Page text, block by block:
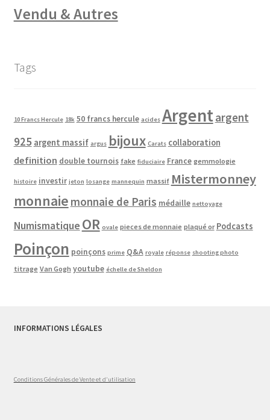
Vendu & Autres
Tags
10 Francs Hercule 18k 50 francs hercule acides Argentargent
925 argent massif argus bijoux Carats collaboration
definition double tournois fake fiduciaire France gemmologie
histoire investir jeton losange mannequin massif Mistermonney
monnaie monnaie de Paris médaille nettoyage
Numismatique OR ovale pieces de monnaie plaqué or Podcasts
Poinçon poinçons prime Q&A royale réponse shooting photo
titrage Van Gogh youtube échelle de Sheldon
INFORMATIONS LÉGALES
Conditions Générales de Vente et d'utilisation